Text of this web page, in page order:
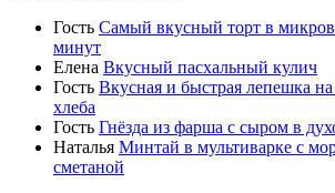
Гость Самый вкусный торт в
минут
Елена Вкусный пасхальный кулич
Гость Вкусная и быстрая лепешка на
хлеба
Гость Гнёзда из фарша с сыром в
Наталья Минтай в мультиварке с
сметаной